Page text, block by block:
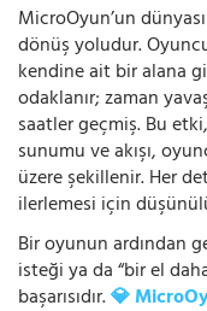
MicroOyun’un
dönüş yoludur.
kendine ait bir alana
odaklanır; zaman
saatler geçmiş. Bu
sunumu ve akışı,
üzere şekillenir. Her
ilerlemesi için
Bir oyunun ardından
isteği ya da “bir el
başarısıdır.💎